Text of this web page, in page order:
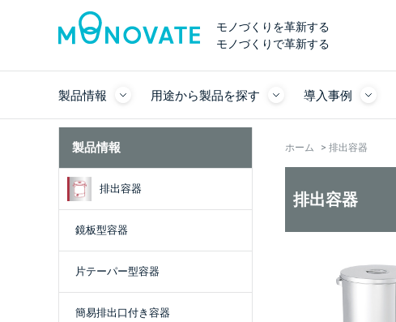
モノづくりを革新する
モノづくりで革新する
製品情報 用途から製品を探す 導入事例
製品情報
排出容器
鏡板型容器
片テーパー型容器
簡易排出口付き容器
ホーム > 排出容器
排出容器